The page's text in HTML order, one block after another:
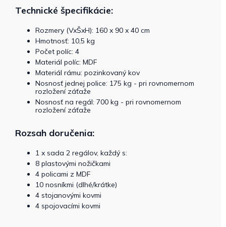
Technické špecifikácie:
Rozmery (VxŠxH): 160 x 90 x 40 cm
Hmotnosť: 10,5 kg
Počet políc: 4
Materiál políc: MDF
Materiál rámu: pozinkovaný kov
Nosnosť jednej police: 175 kg - pri rovnomernom
rozložení záťaže
Nosnosť na regál: 700 kg - pri rovnomernom
rozložení záťaže
Rozsah doručenia:
1 x sada 2 regálov, každý s:
8 plastovými nožičkami
4 policami z MDF
10 nosníkmi (dlhé/krátke)
4 stojanovými kovmi
4 spojovacími kovmi